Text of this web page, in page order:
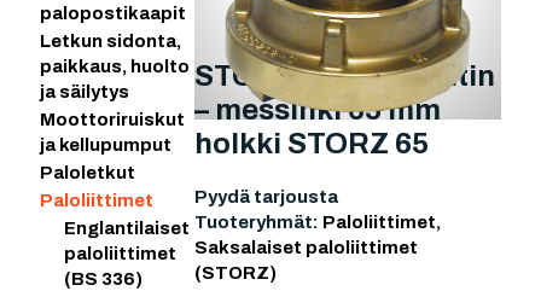
palopostikaapit
Letkun sidonta,
paikkaus, huolto
ja säilytys
Moottoriruiskut
ja kellupumput
Paloletkut
Paloliittimet
Englantilaiset
paloliittimet
(BS 336)
STORZ 65 – letkuliitin
– messinki 65 mm
holkki STORZ 65
Pyydä tarjousta
Tuoteryhmät: Paloliittimet,
Saksalaiset paloliittimet
(STORZ)